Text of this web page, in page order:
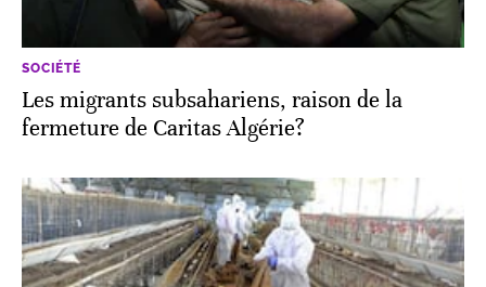
SOCIÉTÉ
Les migrants subsahariens, raison de la
fermeture de Caritas Algérie?